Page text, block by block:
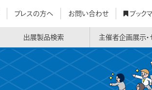
プレスの方へ お問い合わせ ブック
出展製品検索 主催者企画展示・